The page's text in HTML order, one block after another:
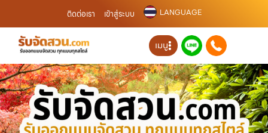
ติดต่อเรา เข้าสู่ระบบ LANGUAGE
เมนู